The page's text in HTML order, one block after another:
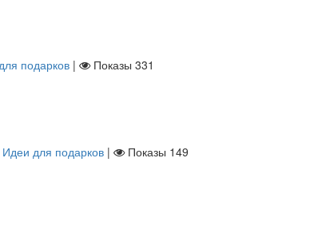
подарков | Показы 331
Идеи для подарков | Показы 149